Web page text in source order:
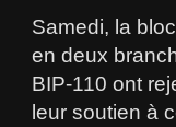
Samedi, la
en deux
BIP-110 ont
leur soutien à